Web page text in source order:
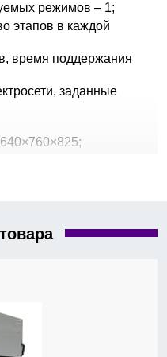
режимов – 1;
этапов в каждой
время поддержания
заданные